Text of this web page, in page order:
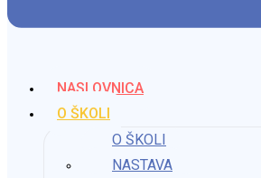
NASLOVNICA
O ŠKOLI
O ŠKOLI
NASTAVA
3.PROSINCA – MEĐUNARODNI
Medni dan u prvom razredu
10. prosinca 2024.